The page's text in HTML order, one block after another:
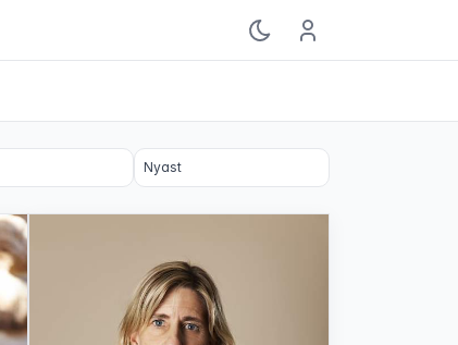
Logga in